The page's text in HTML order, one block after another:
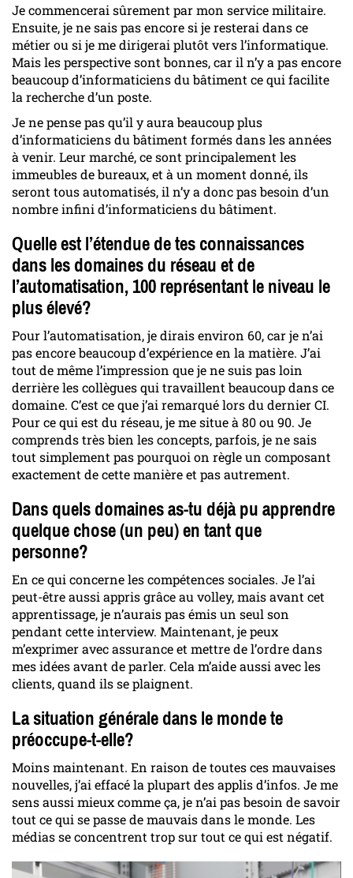
Je commencerai sûrement par mon service militaire.
Ensuite, je ne sais pas encore si je resterai dans ce
métier ou si je me dirigerai plutôt vers l’informatique.
Mais les perspective sont bonnes, car il n’y a pas encore
beaucoup d’informaticiens du bâtiment ce qui facilite
la recherche d’un poste.
Je ne pense pas qu’il y aura beaucoup plus
d’informaticiens du bâtiment formés dans les années
à venir. Leur marché, ce sont principalement les
immeubles de bureaux, et à un moment donné, ils
seront tous automatisés, il n’y a donc pas besoin d’un
nombre infini d’informaticiens du bâtiment.
Quelle est l’étendue de tes connaissances
dans les domaines du réseau et de
l’automatisation, 100 représentant le niveau le
plus élevé?
Pour l’automatisation, je dirais environ 60, car je n’ai
pas encore beaucoup d’expérience en la matière. J’ai
tout de même l’impression que je ne suis pas loin
derrière les collègues qui travaillent beaucoup dans ce
domaine. C’est ce que j’ai remarqué lors du dernier CI.
Pour ce qui est du réseau, je me situe à 80 ou 90. Je
comprends très bien les concepts, parfois, je ne sais
tout simplement pas pourquoi on règle un composant
exactement de cette manière et pas autrement.
Dans quels domaines as-tu déjà pu apprendre
quelque chose (un peu) en tant que
personne?
En ce qui concerne les compétences sociales. Je l’ai
peut-être aussi appris grâce au volley, mais avant cet
apprentissage, je n’aurais pas émis un seul son
pendant cette interview. Maintenant, je peux
m’exprimer avec assurance et mettre de l’ordre dans
mes idées avant de parler. Cela m’aide aussi avec les
clients, quand ils se plaignent.
La situation générale dans le monde te
préoccupe-t-elle?
Moins maintenant. En raison de toutes ces mauvaises
nouvelles, j’ai effacé la plupart des applis d’infos. Je me
sens aussi mieux comme ça, je n’ai pas besoin de savoir
tout ce qui se passe de mauvais dans le monde. Les
médias se concentrent trop sur tout ce qui est négatif.